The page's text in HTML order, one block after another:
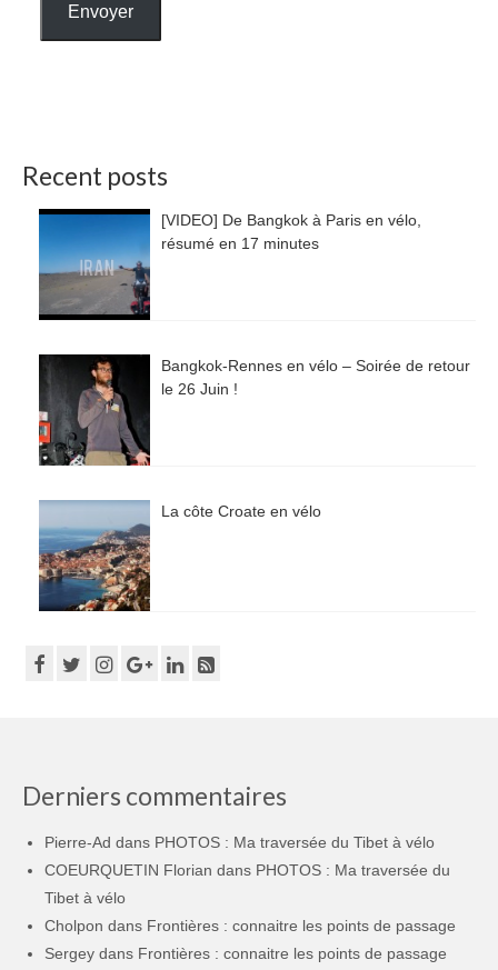
Envoyer
Recent posts
[VIDEO] De Bangkok à Paris en vélo,
résumé en 17 minutes
Bangkok-Rennes en vélo – Soirée de retour
le 26 Juin !
La côte Croate en vélo
Derniers commentaires
Pierre-Ad dans PHOTOS : Ma traversée du Tibet à vélo
COEURQUETIN Florian dans PHOTOS : Ma traversée du
Tibet à vélo
Cholpon dans Frontières : connaitre les points de passage
Sergey dans Frontières : connaitre les points de passage